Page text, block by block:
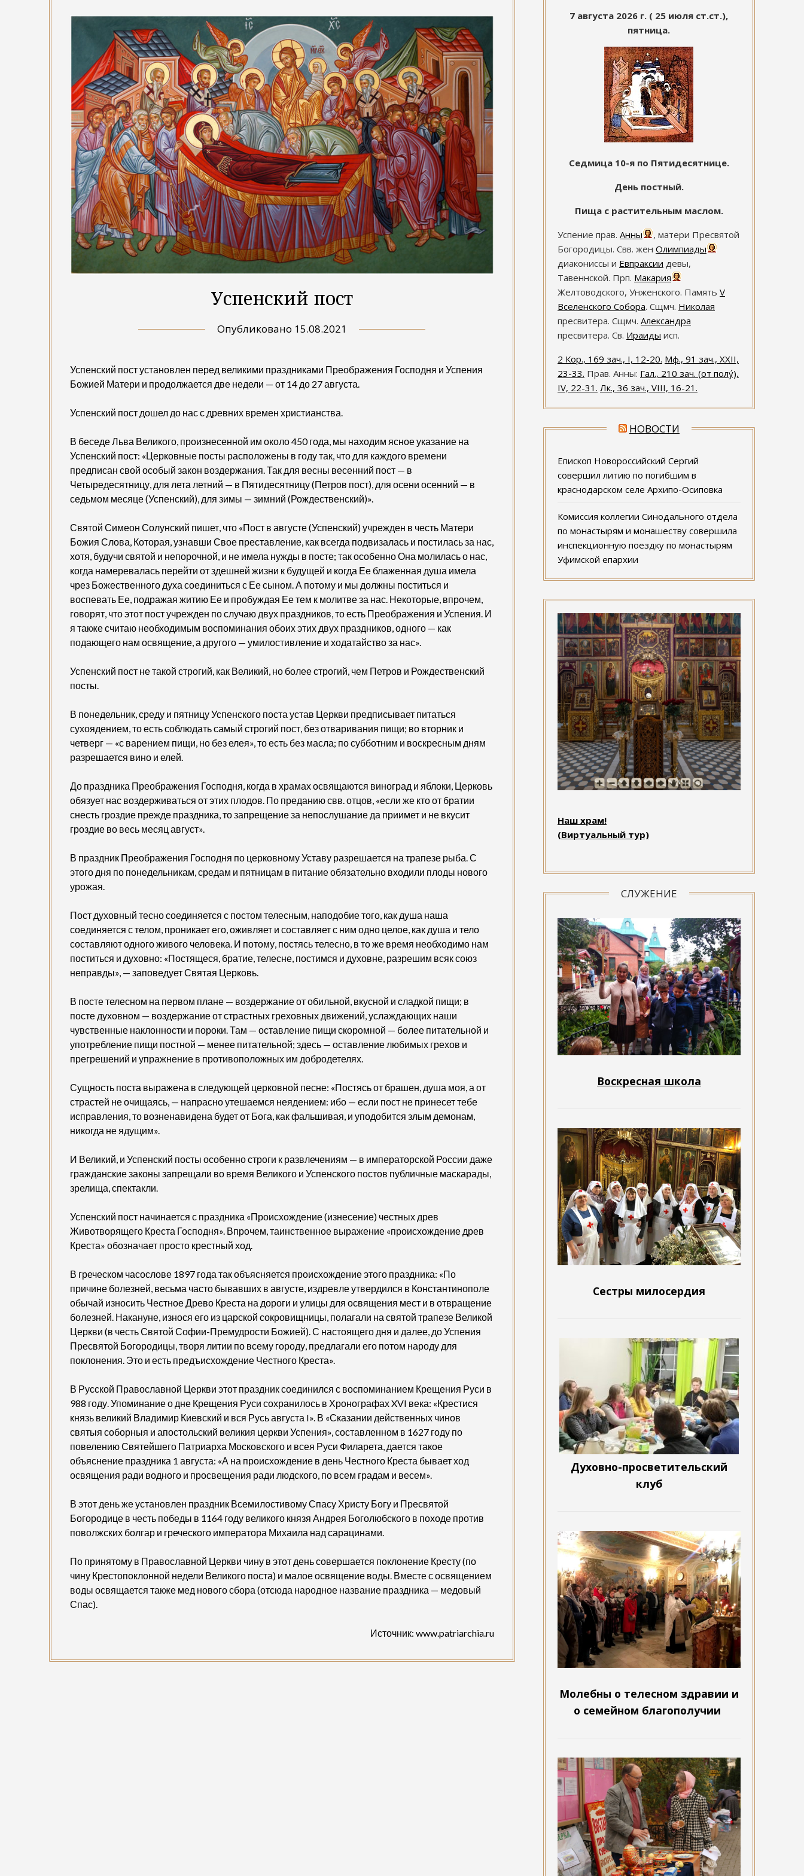
Успенский пост
Опубликовано 15.08.2021
Успенский пост установлен перед великими праздниками Преображения Господня и Успения
Божией Матери и продолжается две недели — от 14 до 27 августа.
Успенский пост дошел до нас с древних времен христианства.
В беседе Льва Великого, произнесенной им около 450 года, мы находим ясное указание на
Успенский пост: «Церковные посты расположены в году так, что для каждого времени
предписан свой особый закон воздержания. Так для весны весенний пост — в
Четыредесятницу, для лета летний — в Пятидесятницу (Петров пост), для осени осенний — в
седьмом месяце (Успенский), для зимы — зимний (Рождественский)».
Святой Симеон Солунский пишет, что «Пост в августе (Успенский) учрежден в честь Матери
Божия Слова, Которая, узнавши Свое преставление, как всегда подвизалась и постилась за нас,
хотя, будучи святой и непорочной, и не имела нужды в посте; так особенно Она молилась о нас,
когда намеревалась перейти от здешней жизни к будущей и когда Ее блаженная душа имела
чрез Божественного духа соединиться с Ее сыном. А потому и мы должны поститься и
воспевать Ее, подражая житию Ее и пробуждая Ее тем к молитве за нас. Некоторые, впрочем,
говорят, что этот пост учрежден по случаю двух праздников, то есть Преображения и Успения. И
я также считаю необходимым воспоминания обоих этих двух праздников, одного — как
подающего нам освящение, а другого — умилостивление и ходатайство за нас».
Успенский пост не такой строгий, как Великий, но более строгий, чем Петров и Рождественский
посты.
В понедельник, среду и пятницу Успенского поста устав Церкви предписывает питаться
сухоядением, то есть соблюдать самый строгий пост, без отваривания пищи; во вторник и
четверг — «с варением пищи, но без елея», то есть без масла; по субботним и воскресным дням
разрешается вино и елей.
До праздника Преображения Господня, когда в храмах освящаются виноград и яблоки, Церковь
обязует нас воздерживаться от этих плодов. По преданию свв. отцов, «если же кто от братии
снесть гроздие прежде праздника, то запрещение за непослушание да приимет и не вкусит
гроздие во весь месяц август».
В праздник Преображения Господня по церковному Уставу разрешается на трапезе рыба. С
этого дня по понедельникам, средам и пятницам в питание обязательно входили плоды нового
урожая.
Пост духовный тесно соединяется с постом телесным, наподобие того, как душа наша
соединяется с телом, проникает его, оживляет и составляет с ним одно целое, как душа и тело
составляют одного живого человека. И потому, постясь телесно, в то же время необходимо нам
поститься и духовно: «Постящеся, братие, телесне, постимся и духовне, разрешим всяк союз
неправды», — заповедует Святая Церковь.
В посте телесном на первом плане — воздержание от обильной, вкусной и сладкой пищи; в
посте духовном — воздержание от страстных греховных движений, услаждающих наши
чувственные наклонности и пороки. Там — оставление пищи скоромной — более питательной и
употребление пищи постной — менее питательной; здесь — оставление любимых грехов и
прегрешений и упражнение в противоположных им добродетелях.
Сущность поста выражена в следующей церковной песне: «Постясь от брашен, душа моя, а от
страстей не очищаясь, — напрасно утешаемся неядением: ибо — если пост не принесет тебе
исправления, то возненавидена будет от Бога, как фальшивая, и уподобится злым демонам,
никогда не ядущим».
И Великий, и Успенский посты особенно строги к развлечениям — в императорской России даже
гражданские законы запрещали во время Великого и Успенского постов публичные маскарады,
зрелища, спектакли.
Успенский пост начинается с праздника «Происхождение (изнесение) честных древ
Животворящего Креста Господня». Впрочем, таинственное выражение «происхождение древ
Креста» обозначает просто крестный ход.
В греческом часослове 1897 года так объясняется происхождение этого праздника: «По
причине болезней, весьма часто бывавших в августе, издревле утвердился в Константинополе
обычай износить Честное Древо Креста на дороги и улицы для освящения мест и в отвращение
болезней. Накануне, износя его из царской сокровищницы, полагали на святой трапезе Великой
Церкви (в честь Святой Софии-Премудрости Божией). С настоящего дня и далее, до Успения
Пресвятой Богородицы, творя литии по всему городу, предлагали его потом народу для
поклонения. Это и есть предъисхождение Честного Креста».
В Русской Православной Церкви этот праздник соединился с воспоминанием Крещения Руси в
988 году. Упоминание о дне Крещения Руси сохранилось в Хронографах XVI века: «Крестися
князь великий Владимир Киевский и вся Русь августа I». В «Сказании действенных чинов
святыя соборныя и апостольский великия церкви Успения», составленном в 1627 году по
повелению Святейшего Патриарха Московского и всея Руси Филарета, дается такое
объяснение праздника 1 августа: «А на происхождение в день Честного Креста бывает ход
освящения ради водного и просвещения ради людского, по всем градам и весем».
В этот день же установлен праздник Всемилостивому Спасу Христу Богу и Пресвятой
Богородице в честь победы в 1164 году великого князя Андрея Боголюбского в походе против
поволжских болгар и греческого императора Михаила над сарацинами.
По принятому в Православной Церкви чину в этот день совершается поклонение Кресту (по
чину Крестопоклонной недели Великого поста) и малое освящение воды. Вместе с освящением
воды освящается также мед нового сбора (отсюда народное название праздника — медовый
Спас).
Источник: www.patriarchia.ru
7 августа 2026 г. ( 25 июля ст.ст.),
пятница.
Седмица 10-я по Пятидесятнице.
День постный.
Пища с растительным маслом.
Успение прав. Анны
, матери Пресвятой
Богородицы. Свв. жен Олимпиады
диакониссы и Евпраксии девы,
Тавеннской. Прп. Макария
Желтоводского, Унженского. Память V
Вселенского Собора. Сщмч. Николая
пресвитера. Сщмч. Александра
пресвитера. Св. Ираиды исп.
2 Кор., 169 зач., I, 12-20. Мф., 91 зач., XXII,
23-33. Прав. Анны: Гал., 210 зач. (от полу́),
IV, 22-31. Лк., 36 зач., VIII, 16-21.
НОВОСТИ
Епископ Новороссийский Сергий
совершил литию по погибшим в
краснодарском селе Архипо-Осиповка
Комиссия коллегии Синодального отдела
по монастырям и монашеству совершила
инспекционную поездку по монастырям
Уфимской епархии
Наш храм!
(Виртуальный тур)
СЛУЖЕНИЕ
Воскресная школа
Сестры милосердия
Духовно-просветительский
клуб
Молебны о телесном здравии и
о семейном благополучии